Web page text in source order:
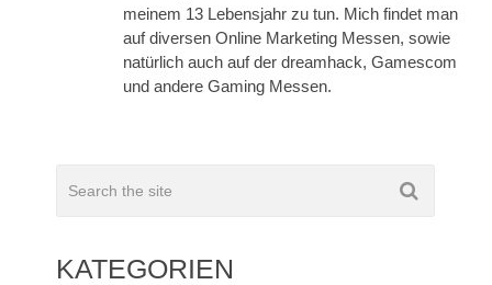
meinem 13 Lebensjahr zu tun. Mich findet man
auf diversen Online Marketing Messen, sowie
natürlich auch auf der dreamhack, Gamescom
und andere Gaming Messen.
KATEGORIEN